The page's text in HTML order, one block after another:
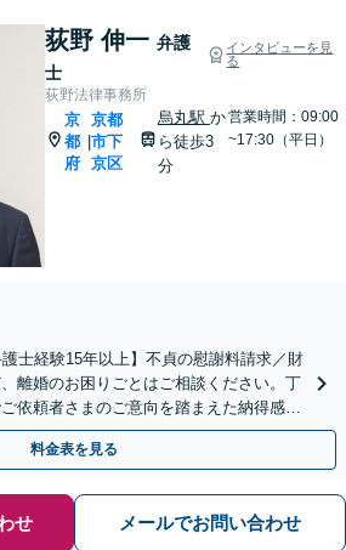
荻野 伸一 弁護
士
インタビューを見
る
荻野法律事務所
京
都
府
|
京都
市下
京区
烏丸駅 か
ら徒歩3
分
営業時間：09:00
~17:30（平日）
護士経験15年以上】不貞の慰謝料請求／財
離婚のお困りごとはご相談ください。丁
依頼者さまのご意向を踏まえた納得感の
駅3分】【Web面談可】
料金表を見る
せ メールでお問い合わせ